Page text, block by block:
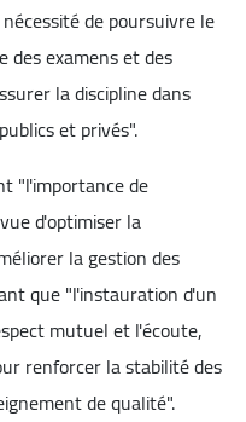
de poursuivre le
des examens et des
la discipline dans
et privés".
"l'importance de
d'optimiser la
la gestion des
que "l'instauration d'un
mutuel et l'écoute,
renforcer la stabilité des
de qualité".